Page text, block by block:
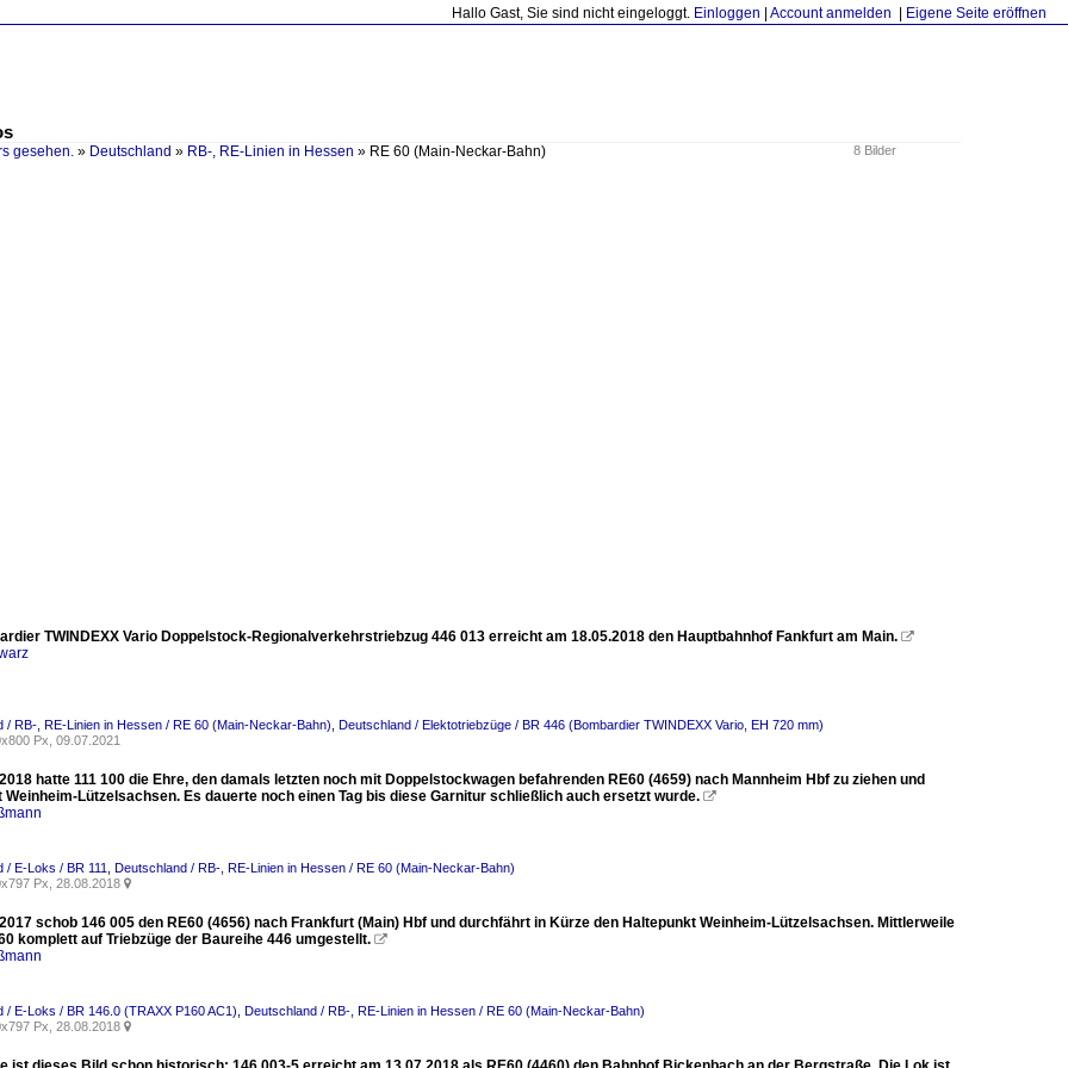
Hallo Gast, Sie sind nicht eingeloggt. Einloggen Account anmelden Eigene Seite eröffnen
8 Bilder
gesehen. » Deutschland » RB-, RE-Linien in Hessen » RE 60 (Main-Neckar-Bahn)
TWINDEXX Vario Doppelstock-Regionalverkehrstriebzug 446 013 erreicht am 18.05.2018 den Hauptbahnhof Fankfurt am Main. 
/ RB-, RE-Linien in Hessen / RE 60 (Main-Neckar-Bahn) Deutschland / Elektotriebzüge / BR 446 (Bombardier TWINDEXX Vario, EH 720 mm)
Px, 09.07.2021
hatte 111 100 die Ehre, den damals letzten noch mit Doppelstockwagen befahrenden RE60 (4659) nach Mannheim Hbf zu ziehen und
Lützelsachsen. Es dauerte noch einen Tag bis diese Garnitur schließlich auch ersetzt wurde. 
/ E-Loks / BR 111 Deutschland / RB-, RE-Linien in Hessen / RE 60 (Main-Neckar-Bahn)
Px, 28.08.2018 
schob 146 005 den RE60 (4656) nach Frankfurt (Main) Hbf und durchfährt in Kürze den Haltepunkt Weinheim-Lützelsachsen. Mittlerweile
komplett auf Triebzüge der Baureihe 446 umgestellt. 
/ E-Loks / BR 146.0 (TRAXX P160 AC1) Deutschland / RB-, RE-Linien in Hessen / RE 60 (Main-Neckar-Bahn)
Px, 28.08.2018 